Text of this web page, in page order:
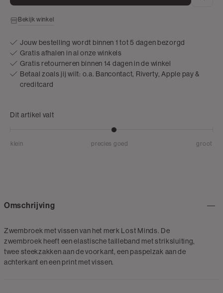
Bekijk winkel
Jouw bestelling wordt binnen 1 tot 5 dagen bezorgd
Gratis afhalen in al onze winkels
Gratis retourneren binnen 14 dagen in de winkel
Betaal zoals jij wilt: o.a. Bancontact, Riverty, Apple pay &
creditcard
Dit artikel valt
klein precies goed groot
Omschrijving
Zwembroek met vissen van het merk Lost Minds. De
zwembroek heeft een elastische tailleband met striksluiting,
twee steekzakken aan de voorkant, een paspelzak aan de
achterkant en een print met vissen.